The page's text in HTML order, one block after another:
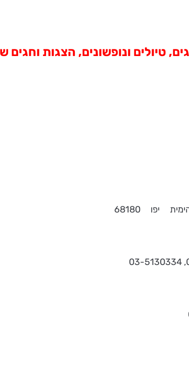
טיולים ונופשונים, הצגות וחגים